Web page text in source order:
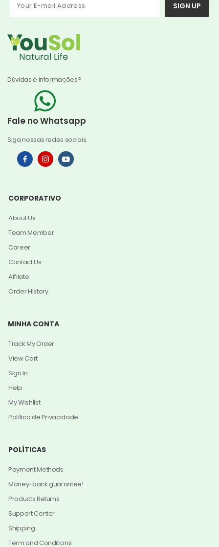
SIGN UP
Dúvidas e informações?
Fale no Whatsapp
Siga nossas redes sociais.
CORPORATIVO
About Us
Team Member
Career
Contact Us
Affilate
Order History
MINHA CONTA
Track My Order
View Cart
Sign In
Help
My Wishlist
Política de Privacidade
POLÍTICAS
Payment Methods
Money-back guarantee!
Products Returns
Support Center
Shipping
Term and Conditions